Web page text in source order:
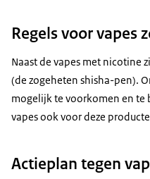
Regels voor vapes
Naast de vapes met nicotine
(de zogeheten shisha-pen).
mogelijk te voorkomen en te
vapes ook voor deze
Actieplan tegen